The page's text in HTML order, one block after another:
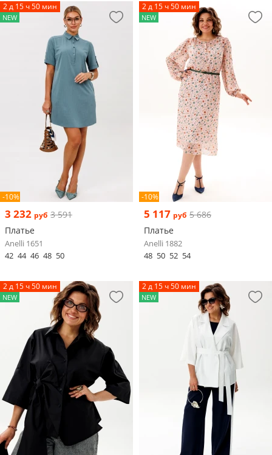
2 д 15 ч 50 мин
NEW
-10%
3 232 руб 3 591
Платье
Anelli 1651
42 44 46 48 50
2 д 15 ч 50 мин
NEW
-10%
5 117 руб 5 686
Платье
Anelli 1882
48 50 52 54
2 д 15 ч 50 мин
NEW
2 д 15 ч 50 мин
NEW